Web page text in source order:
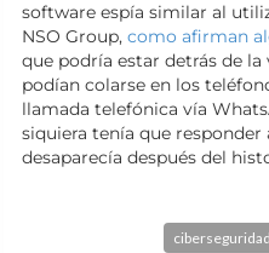
software espía similar al
NSO Group, como afirman
que podría estar detrás de
podían colarse en los
llamada telefónica vía
siquiera tenía que responder
desaparecía después del
ciberseguridad